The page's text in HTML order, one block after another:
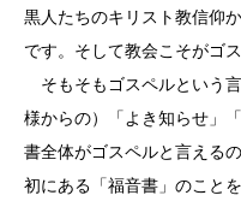
黒人たちのキリスト教信仰
です。そして教会こそがゴ
そもそもゴスペルという
様からの）「よき知らせ」
書全体がゴスペルと言える
初にある「福音書」のこと